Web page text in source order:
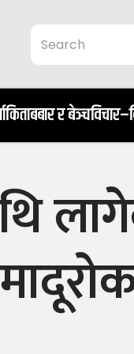
किताबबार र बेञ्च